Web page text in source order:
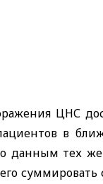
ЦНС
в
данным тех же